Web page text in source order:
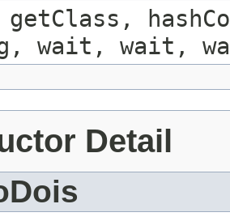
getClass,
wait, wait,
Detail